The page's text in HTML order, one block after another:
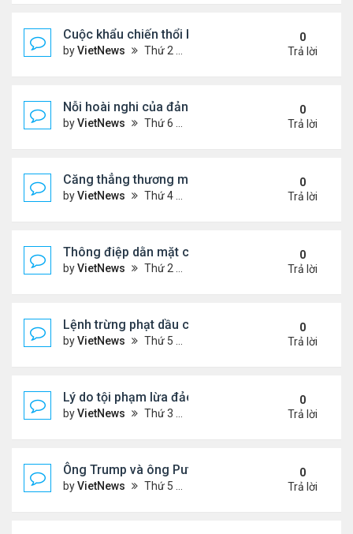
Cuộc khẩu chiến thổi bùng căng thẳng Trung -
byVietNews Thứ 2 Tháng 11 17, 2025 9:39 am
0
Trả lời
Nỗi hoài nghi của đảng Cộng hòa sau loạt thất
byVietNews Thứ 6 Tháng 11 07, 2025 4:39 pm
0
Trả lời
Căng thẳng thương mại sẽ đốt nóng cuộc gặp
byVietNews Thứ 4 Tháng 10 29, 2025 5:40 pm
0
Trả lời
Thông điệp dằn mặt của Washington khi điều
byVietNews Thứ 2 Tháng 10 27, 2025 5:06 pm
0
Trả lời
Lệnh trừng phạt dầu của ông Trump có thể giáng
byVietNews Thứ 5 Tháng 10 23, 2025 5:12 pm
0
Trả lời
Lý do tội phạm lừa đảo ở Campuchia nhắm đến
byVietNews Thứ 3 Tháng 10 21, 2025 4:40 pm
0
Trả lời
Ông Trump và ông Putin điện đàm, nhất trí gặp
byVietNews Thứ 5 Tháng 10 16, 2025 5:15 pm
0
Trả lời